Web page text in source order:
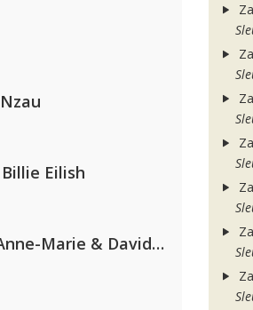
Eilish
Clean Bandit, Anne-Marie & David Guetta